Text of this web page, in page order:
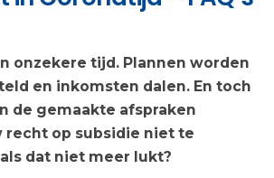
onzekere tijd. Plannen worden
en inkomsten dalen. En toch
de gemaakte afspraken
recht op subsidie niet te
dat niet meer lukt?